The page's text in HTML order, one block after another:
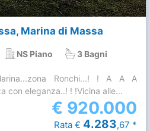
Marina di Massa
NS Piano 3 Bagni
Ronchi...! ! A A A
con eleganza..! ! !Vicina alle...
€ 920.000
Rata € 4.283,67 *